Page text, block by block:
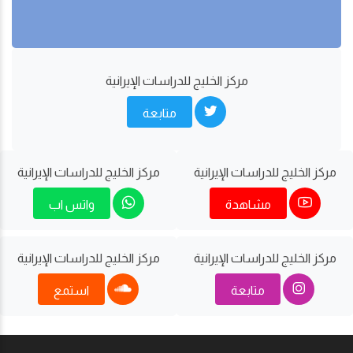
مركز الخليج للدراسات اﻹيرانية
متابعة
مركز الخليج للدراسات اﻹيرانية
مشاهدة
مركز الخليج للدراسات اﻹيرانية
واتس اب
مركز الخليج للدراسات اﻹيرانية
متابعة
مركز الخليج للدراسات اﻹيرانية
استمع